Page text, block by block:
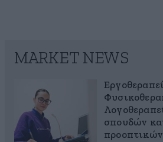
MARKET NEWS
σπουδών
προοπτικών